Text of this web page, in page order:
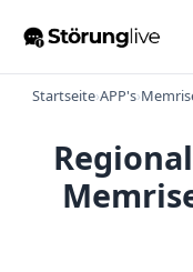
Startseite›APP's›